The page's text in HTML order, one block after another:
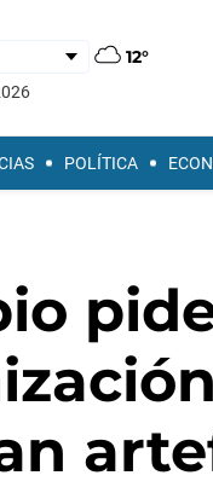
12°
POLÍTICA